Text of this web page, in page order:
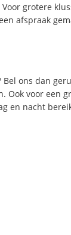
grotere
afspraak
Bel ons dan
Ook voor een
en nacht